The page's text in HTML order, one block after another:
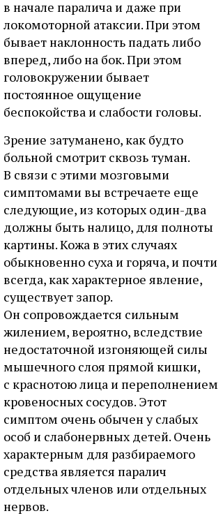
в начале паралича и даже при
локомоторной атаксии. При этом
бывает наклонность падать либо
вперед, либо на бок. При этом
головокружении бывает
постоянное ощущение
беспокойства и слабости головы.
Зрение затуманено, как будто
больной смотрит сквозь туман.
В связи с этими мозговыми
симптомами вы встречаете еще
следующие, из которых один-два
должны быть налицо, для полноты
картины. Кожа в этих случаях
обыкновенно суха и горяча, и почти
всегда, как характерное явление,
существует запор.
Он сопровождается сильным
жилением, вероятно, вследствие
недостаточной изгоняющей силы
мышечного слоя прямой кишки,
с краснотою лица и переполнением
кровеносных сосудов. Этот
симптом очень обычен у слабых
особ и слабонервных детей. Очень
характерным для разбираемого
средства является паралич
отдельных членов или отдельных
нервов.